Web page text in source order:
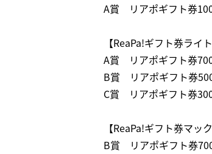
A賞 リアポギフト券
【ReaPa!ギフト券ライ
A賞 リアポギフト券
B賞 リアポギフト券
C賞 リアポギフト券
【ReaPa!ギフト券マッ
B賞 リアポギフト券